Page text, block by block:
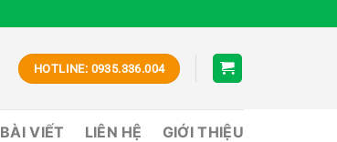
HOTLINE: 0935.336.004
BÀI VIẾT LIÊN HỆ GIỚI THIỆU